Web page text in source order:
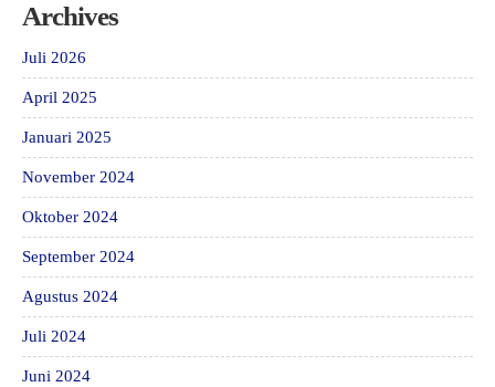
Archives
Juli 2026
April 2025
Januari 2025
November 2024
Oktober 2024
September 2024
Agustus 2024
Juli 2024
Juni 2024